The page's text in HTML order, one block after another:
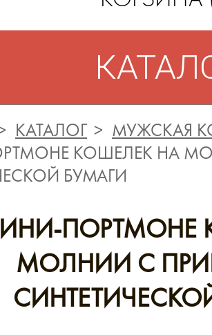
КАТАЛОГ
МУЖСКАЯ
КОШЕЛЕК НА
БУМАГИ
ПОРТМОНЕ
МОЛНИИ С